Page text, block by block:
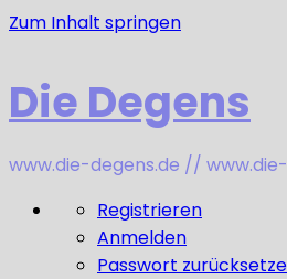
Zum Inhalt springen
Die Degens
www.die-degens.de //
Registrieren
Anmelden
Passwort